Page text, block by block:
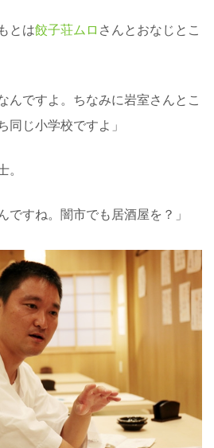
とは餃子荘ムロ さんとおなじとこ
んですよ。ちなみに岩室さんとこ
同じ小学校ですよ」
ですね。闇市でも居酒屋を？」